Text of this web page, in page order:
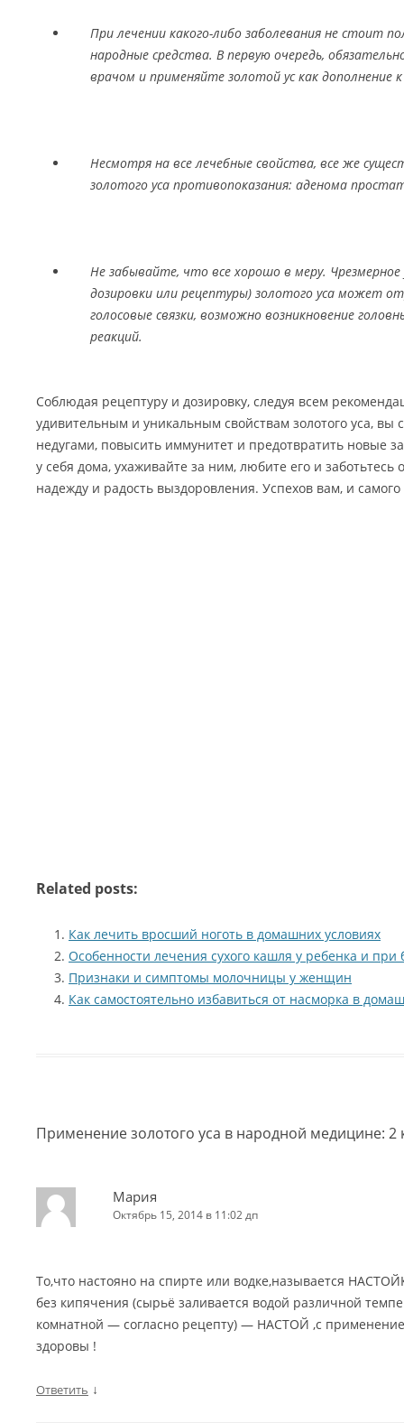
При лечении какого-либо заболевания не стоит
народные средства. В первую очередь,
врачом и применяйте золотой ус как дополнение
Несмотря на все лечебные свойства, все же
золотого уса противопоказания: аденома
Не забывайте, что все хорошо в меру.
дозировки или рецептуры) золотого уса может
голосовые связки, возможно возникновение
реакций.
Соблюдая рецептуру и дозировку, следуя всем
удивительным и уникальным свойствам золотого уса, вы
недугами, повысить иммунитет и предотвратить новые
у себя дома, ухаживайте за ним, любите его и
надежду и радость выздоровления. Успехов вам, и самого
Related posts:
Как лечить вросший ноготь в домашних условиях
Особенности лечения сухого кашля у ребенка и при
Признаки и симптомы молочницы у женщин
Как самостоятельно избавиться от насморка в
Применение золотого уса в народной медицине: 2
Мария
Октябрь 15, 2014 в 11:02 дп
То,что настояно на спирте или водке,называется
без кипячения (сырьё заливается водой различной
комнатной — согласно рецепту) — НАСТОЙ ,с
здоровы !
Ответить ↓